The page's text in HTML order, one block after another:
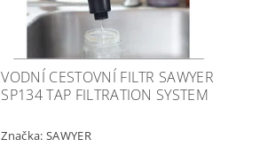
VODNÍ CESTOVNÍ FILTR SAWYER
SP134 TAP FILTRATION SYSTEM
Značka: SAWYER